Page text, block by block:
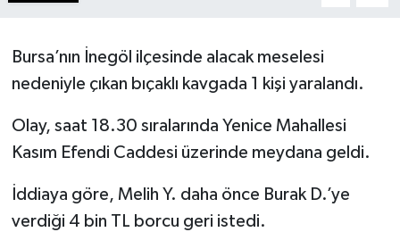
Bursa’nın İnegöl ilçesinde alacak meselesi
nedeniyle çıkan bıçaklı kavgada 1 kişi yaralandı.
Olay, saat 18.30 sıralarında Yenice Mahallesi
Kasım Efendi Caddesi üzerinde meydana geldi.
İddiaya göre, Melih Y. daha önce Burak D.’ye
verdiği 4 bin TL borcu geri istedi.